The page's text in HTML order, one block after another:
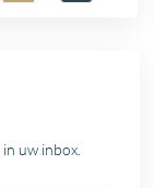
uw inbox.